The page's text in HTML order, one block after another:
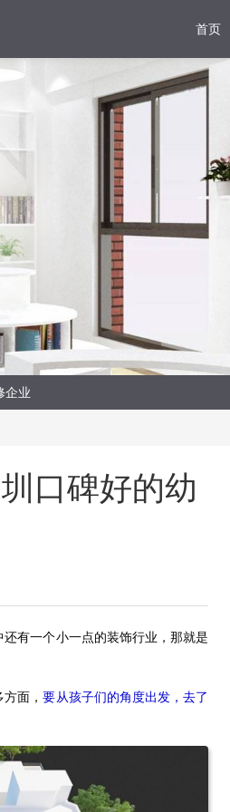
首页
企业
口碑好的幼
有一个小一点的装饰行业，那就是
方面，要从孩子们的角度出发，去了